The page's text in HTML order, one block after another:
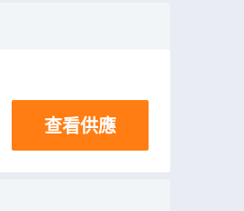
查看供應